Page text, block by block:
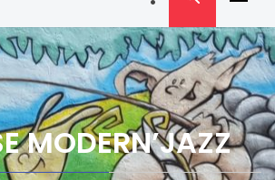
Menu
MODERN’JAZZ